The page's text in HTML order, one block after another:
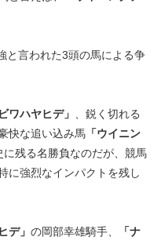
と言われた3頭の馬による争
ビワハヤヒデ」
、鋭く切れる
快な追い込み馬 「ウイニン
残る名勝負なのだが、競馬
に強烈なインパクトを残し
デ」 の岡部幸雄騎手、
「ナ